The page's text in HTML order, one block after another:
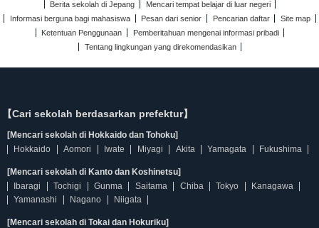
Berita sekolah di Jepang
Mencari tempat belajar di luar negeri
Informasi berguna bagi mahasiswa
Pesan dari senior Pencarian daftar
Site map
Ketentuan Penggunaan
Pemberitahuan mengenai informasi pribadi
Tentang lingkungan yang direkomendasikan
【Cari sekolah berdasarkan prefektur】
[Mencari sekolah di Hokkaido dan Tohoku]
Hokkaido
Aomori Iwate Miyagi Akita Yamagata Fukushima
[Mencari sekolah di Kanto dan Koshinetsu]
Ibaragi
Tochigi Gunma Saitama Chiba Tokyo
Kanagawa
Yamanashi
Nagano Niigata
[Mencari sekolah di Tokai dan Hokuriku]